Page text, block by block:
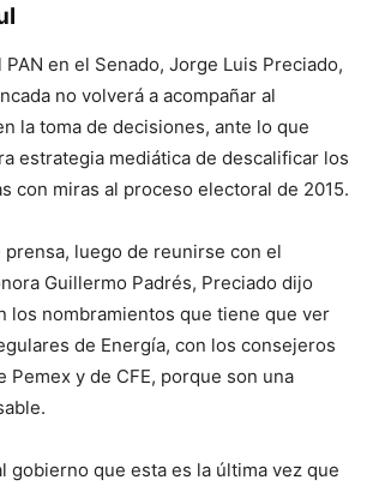
en el Senado, Jorge Luis Preciado,
no volverá a acompañar al
la toma de decisiones, ante lo que
estrategia mediática de descalificar los
con miras al proceso electoral de 2015.
prensa, luego de reunirse con el
Guillermo Padrés, Preciado dijo
los nombramientos que tiene que ver
de Energía, con los consejeros
Pemex y de CFE, porque son una
gobierno que esta es la última vez que